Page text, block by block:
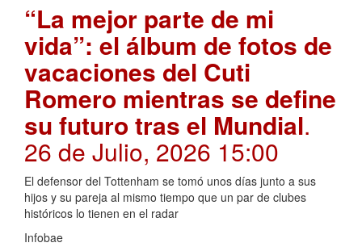
“La mejor parte de mi
vida”: el álbum de fotos de
vacaciones del Cuti
Romero mientras se define
su futuro tras el Mundial.
26 de Julio, 2026 15:00
El defensor del Tottenham se tomó unos días junto a sus
hijos y su pareja al mismo tiempo que un par de clubes
históricos lo tienen en el radar
Infobae